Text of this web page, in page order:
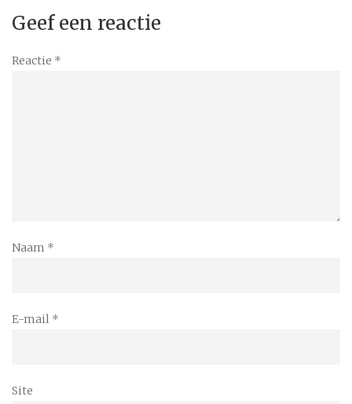
Geef een reactie
Reactie *
Naam *
E-mail *
Site